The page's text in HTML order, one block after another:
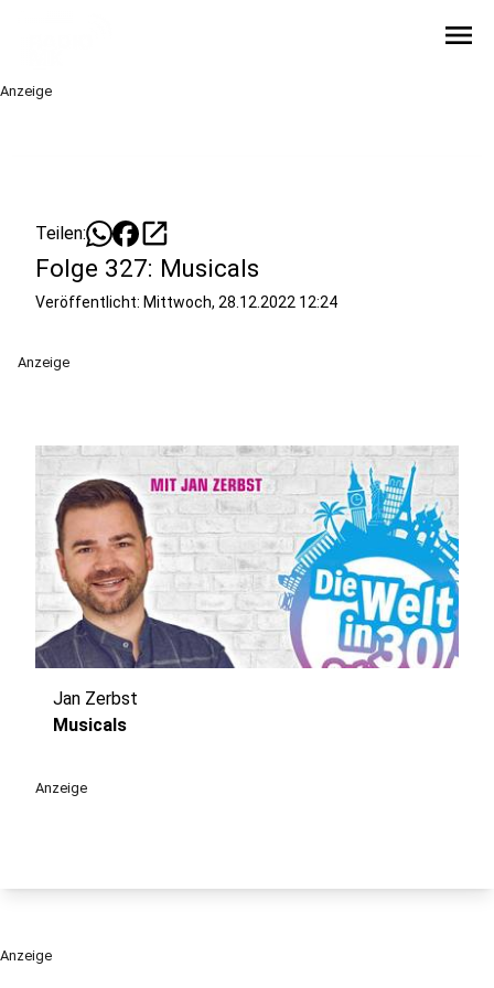
menu
Anzeige
Teilen: open_in_new
Folge 327: Musicals
Veröffentlicht: Mittwoch, 28.12.2022 12:24
Anzeige
Jan Zerbst
Musicals
Anzeige
Anzeige